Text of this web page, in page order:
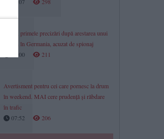
MAE, primele precizări după arestarea unui
român în Germania, acuzat de spionaj
08:00
211
Avertisment pentru cei care pornesc la drum
în weekend. MAI cere prudență și răbdare
în trafic
07:52
206